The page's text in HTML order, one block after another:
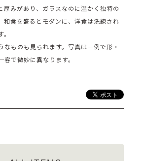
厚みがあり、ガラスなのに温かく独特の
和食を盛るとモダンに、洋食は洗練され
ものも見られます。写真は一例で形・
客で微妙に異なります。